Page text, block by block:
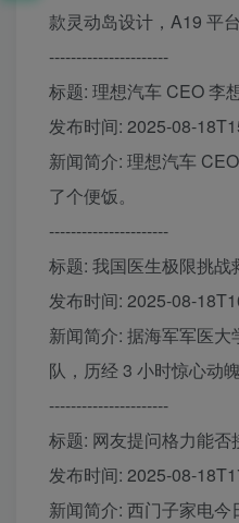
款灵动岛设计，A19 平
----------------------
标题: 理想汽车 CEO 李
发布时间: 2025-08-
新闻简介: 理想汽车
了个便饭。
----------------------
标题: 我国医生极限挑战
发布时间: 2025-08-
新闻简介: 据海军军医
队，历经 3 小时惊心动
----------------------
标题: 网友提问格力能否
发布时间: 2025-08-
新闻简介: 西门子家电